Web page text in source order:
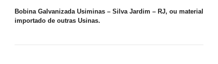
Bobina Galvanizada Usiminas – Silva Jardim – RJ, ou material
importado de outras Usinas.